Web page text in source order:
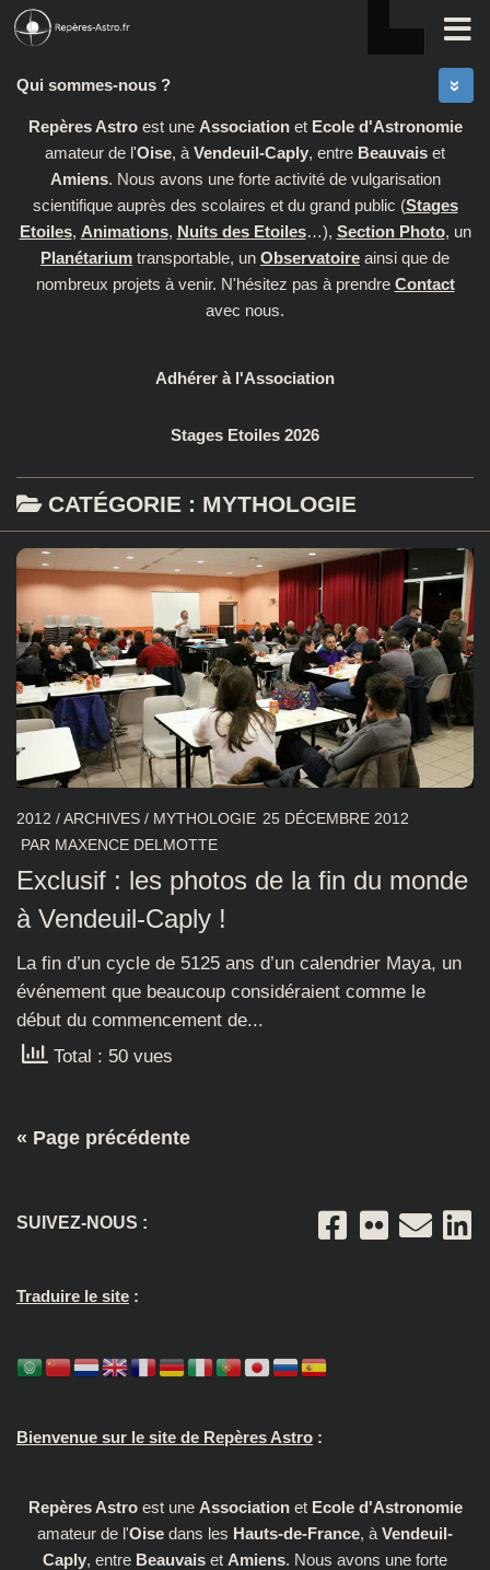
Skip to content
Qui sommes-nous ?
Repères Astroest une Associationet Ecole d'Astronomie
amateur de l'Oise, à Vendeuil-Caply, entre Beauvais et
Amiens. Nous avons une forte activité de vulgarisation
scientifique auprès des scolaires et du grand public (Stages
Etoiles, Animations, Nuits des Etoiles…), Section Photo, un
Planétarium transportable, un Observatoire ainsi que de
nombreux projets à venir. N'hésitez pas à prendre Contact
avec nous.
Adhérer à l'Association
Stages Etoiles 2026
CATÉGORIE : MYTHOLOGIE
2012 /ARCHIVES / MYTHOLOGIE 25 DÉCEMBRE 2012
PAR MAXENCE DELMOTTE
Exclusif : les photos de la fin du monde
à Vendeuil-Caply !
La fin d’un cycle de 5125 ans d’un calendrier Maya, un
événement que beaucoup considéraient comme le
début du commencement de...
Total : 50 vues
« Page précédente
SUIVEZ-NOUS :
Traduire le site :
Bienvenue sur le site de Repères Astro :
Repères Astroest une Associationet Ecole d'Astronomie
amateur de l'Oise dans les Hauts-de-France, à Vendeuil-
Caply, entre Beauvais et Amiens. Nous avons une forte